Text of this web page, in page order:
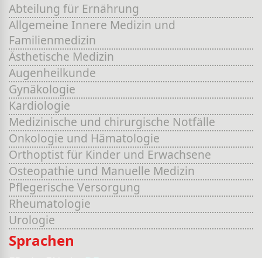
Abteilung für Ernährung
Allgemeine Innere Medizin und
Familienmedizin
Ästhetische Medizin
Augenheilkunde
Gynäkologie
Kardiologie
Medizinische und chirurgische Notfälle
Onkologie und Hämatologie
Orthoptist für Kinder und Erwachsene
Osteopathie und Manuelle Medizin
Pflegerische Versorgung
Rheumatologie
Urologie
Sprachen